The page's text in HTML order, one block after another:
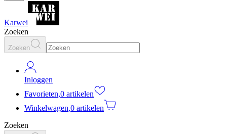
Karwei
Zoeken
Zoeken
Inloggen
Favorieten,0 artikelen
Winkelwagen,0 artikelen
Zoeken